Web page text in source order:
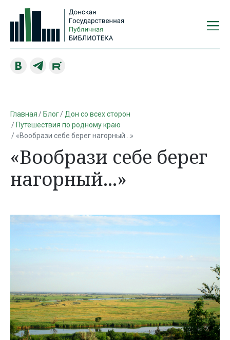
Главная Блог
Дон со всех сторон
Путешествия по родному краю
«Вообрази себе берег нагорный...»
«Вообрази себе берег
нагорный...»